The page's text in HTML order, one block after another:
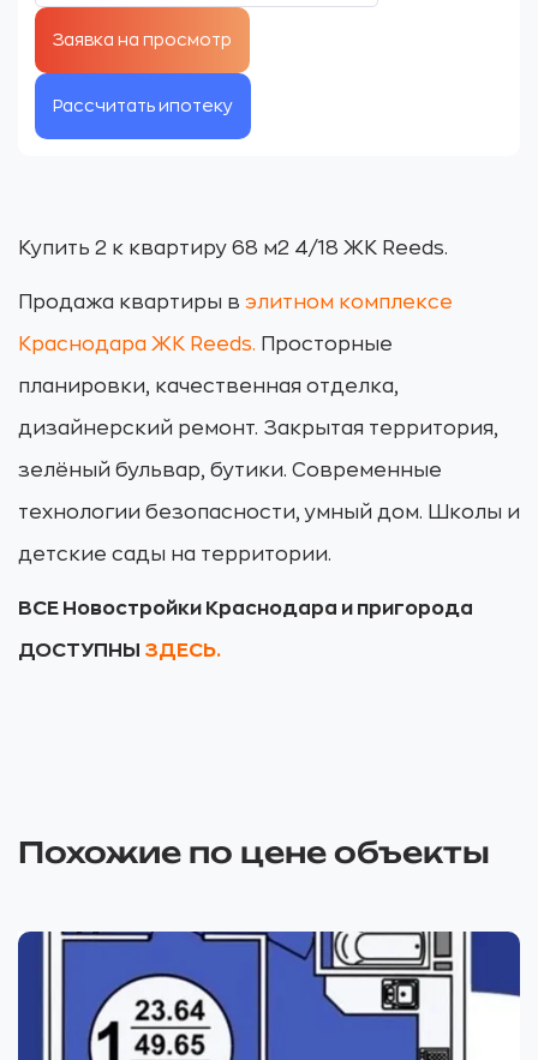
Рассчитать ипотеку
Купить 2 к квартиру 68 м2 4/18 ЖК Reeds.
Продажа квартиры в элитном комплексе
Краснодара ЖК Reeds. Просторные
планировки, качественная отделка,
дизайнерский ремонт. Закрытая территория,
зелёный бульвар, бутики. Современные
технологии безопасности, умный дом. Школы и
детские сады на территории.
ВСЕ Новостройки Краснодара и пригорода
ДОСТУПНЫ ЗДЕСЬ.
Похожие по цене объекты